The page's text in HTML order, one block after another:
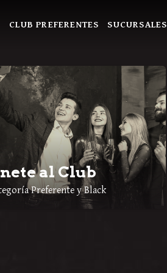
CLUB PREFERENTES SUCURSALES
al Club
Preferente y Black